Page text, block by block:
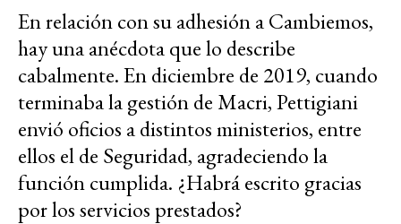
En relación con su adhesión a Cambiemos,
hay una anécdota que lo describe
cabalmente. En diciembre de 2019, cuando
terminaba la gestión de Macri, Pettigiani
envió oficios a distintos ministerios, entre
ellos el de Seguridad, agradeciendo la
función cumplida. ¿Habrá escrito gracias
por los servicios prestados?